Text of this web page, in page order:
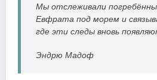
Мы отслеживали
Евфрата под морем и
где эти следы вновь
Эндрю Мадоф